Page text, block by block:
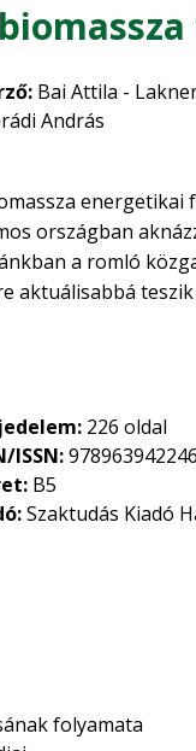
Bai Attila -
András
energetikai
országban
a romló
aktuálisabbá
226 oldal
ISSN:
B5
Szaktudás Kiadó
folyamata